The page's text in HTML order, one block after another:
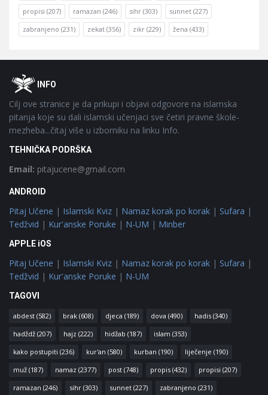
propisi (207) ramazan (246) sihr (303) sunnet (227)
zabranjeno (231) zekat (356) zikr (229) žena (433)
FooterOINFO
Cilj ove stranice je da prikupi i objavi odgovore na islamska
pitanja koje su dali islamski učenjaci sve četiri pravne škole-
mezheba...čitaj više u izborniku na linku Info.
TEHNIČKA PODRŠKA
Email: pitajucene@gmail.com
ANDROID
Pitaj Učene | Islamski Kviz | Namaz korak po korak | Sufara |
Tedžvid | Kur'anske Poruke | N-UM | Minber
APPLE iOS
Pitaj Učene | Islamski Kviz | Namaz korak po korak | Sufara |
Tedžvid | Kur'anske Poruke | N-UM
TAGOVI
abdest (582) brak (608) djeca (189) dova (490) hadis (340)
hadždž (207) hajz (222) hidžab (187) islam (353)
kako postupiti (236) kur'an (580) kurban (190) liječenje (190)
muž (187) namaz (2377) post (748) propis (432) propisi (207)
ramazan (246) sihr (303) sunnet (227) zabranjeno (231)